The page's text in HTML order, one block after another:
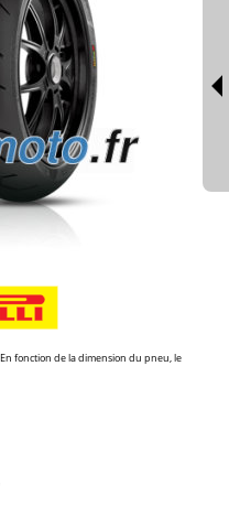
fonction de la dimension du pneu, le